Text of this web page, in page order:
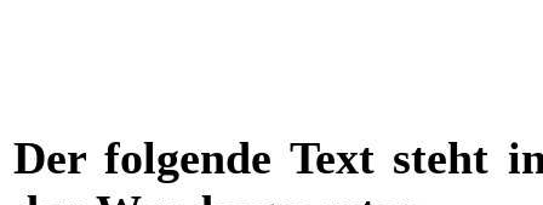
Der folgende Text steht